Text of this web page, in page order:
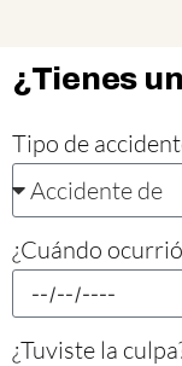
¿Tienes
Tipo de
¿Cuándo
¿Tuviste la